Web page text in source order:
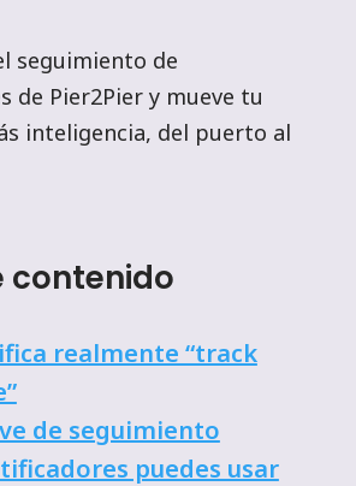
seguimiento de
de Pier2Pier y mueve tu
inteligencia, del puerto al
contenido
realmente “track
de seguimiento
puedes usar